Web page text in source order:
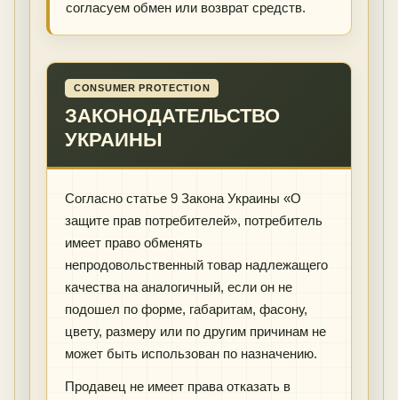
согласуем обмен или возврат средств.
CONSUMER PROTECTION
ЗАКОНОДАТЕЛЬСТВО
УКРАИНЫ
Согласно статье 9 Закона Украины «О
защите прав потребителей», потребитель
имеет право обменять
непродовольственный товар надлежащего
качества на аналогичный, если он не
подошел по форме, габаритам, фасону,
цвету, размеру или по другим причинам не
может быть использован по назначению.
Продавец не имеет права отказать в